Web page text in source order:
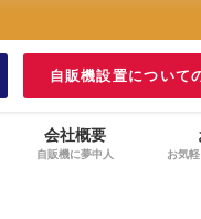
自販機設置について
会社概要
自販機に夢中人 お気